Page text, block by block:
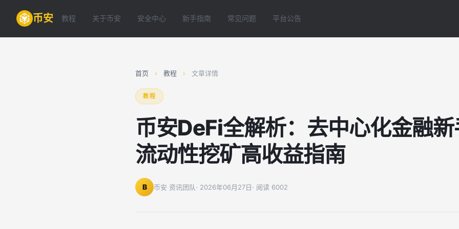
币安 教程 关于币安 安全中心 新手指南 常见问题 平台公告
首页 › 教程 › 文章详情
教程
币安DeFi全解析：去中心化金融
流动性挖矿高收益指南
B 币安 资讯团队· 2026年06月27日· 阅读 6002